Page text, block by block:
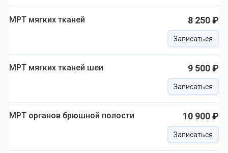
МРТ мягких тканей 8 250 ₽
Записаться
МРТ мягких тканей шеи 9 500 ₽
Записаться
МРТ органов брюшной полости 10 900 ₽
Записаться